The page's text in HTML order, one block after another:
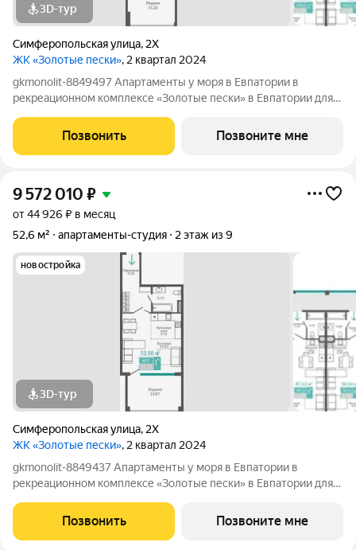
3D-тур
Симферопольская улица, 2Х
ЖК «Золотые пески», 2 квартал 2024
gkmonolit-8849497 Апартаменты у моря в Евпатории в
рекреационном комплексе «Золотые пески» в Евпатории для
ОГРАНИЧЕНО! Ввод в эксплуатацию - II кв. 2027 О
КОМПЛЕКСЕ. Комплекс апартаментов «Золотые пески» -
Позвонить Позвоните мне
9 572 010 ₽
от 44 926 ₽ в месяц
52,6 м²
апартаменты-студия 2 этаж из 9
новостройка
3D-тур
Симферопольская улица, 2Х
ЖК «Золотые пески», 2 квартал 2024
gkmonolit-8849437 Апартаменты у моря в Евпатории в
рекреационном комплексе «Золотые пески» в Евпатории для
ОГРАНИЧЕНО! Ввод в эксплуатацию - II кв. 2027 О
КОМПЛЕКСЕ. Комплекс апартаментов «Золотые пески» -
Позвонить Позвоните мне